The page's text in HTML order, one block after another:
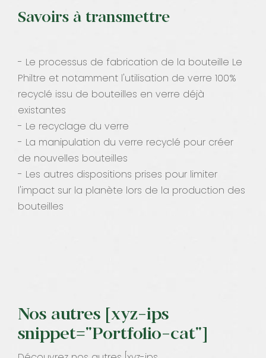
Savoirs à transmettre
- Le processus de fabrication de la bouteille Le
Philtre et notamment l'utilisation de verre 100%
recyclé issu de bouteilles en verre déjà
existantes
- Le recyclage du verre
- La manipulation du verre recyclé pour créer
de nouvelles bouteilles
- Les autres dispositions prises pour limiter
l'impact sur la planète lors de la production des
bouteilles
Nos autres [xyz-ips
snippet="Portfolio-cat"]